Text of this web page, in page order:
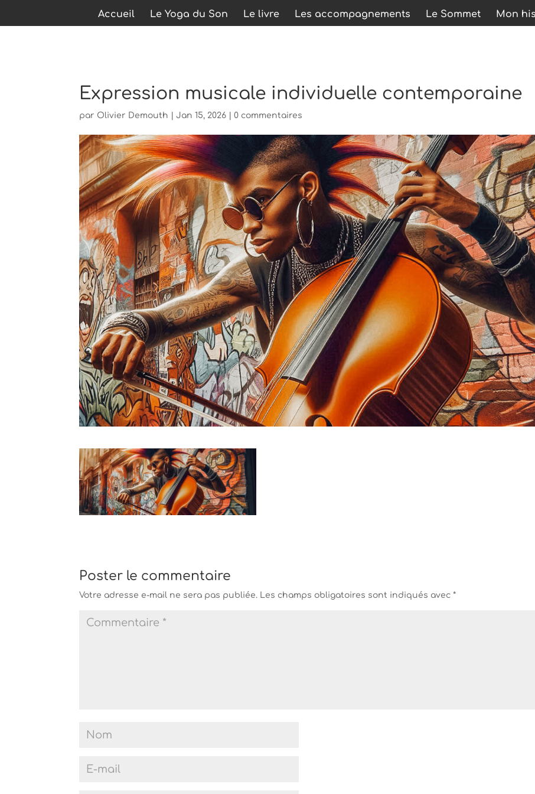
Accueil Le Yoga du Son Le livre Les accompagnements Le Sommet Mon
Expression musicale individuelle contemporaine
par Olivier Demouth |Jan 15, 2026 |0 commentaires
Poster le commentaire
Votre adresse e-mail ne sera pas publiée. Les champs obligatoires sont indiqués avec*